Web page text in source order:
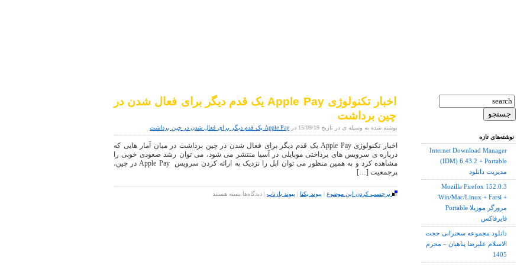
اخبار تکنولوژی Apple Pay یک قدم دیگر برای فعال شدن در
چین برداشت
نوشته شده به وسیله ی در تاریخ 15/09/19 در Apple Pay یک قدم دیگر برای فعال شدن در چین برداشت
اخبار تکنولوژی Apple Pay یک قدم دیگر برای فعال شدن در چین برداشت در میان آمار هایی که
درباره ی سرویس های پرداختی موبایلی در آسیا منتشر می شود، می توان رشد صعودی خوبی را
مشاهده کرد و به همین منظور می توان اپل را نزدیک به ارائه کردن سرویس Apple Pay در چین،
پرجمعیت […]
برچسب کردن این موضوع | پیوند یکتا | پیوند بازتاب | دیدگاه‌ها برای
بسته هستند
نوشته‌های تازه
Internet Download Manager
(IDM) 6.43.2 + Portable
مدیریت دانلود
Mozilla Firefox 152.0.3
Win/Mac/Linux + Farsi +
Portable مرورگر موزیلا
فایرفاکس
دانلود مجموعه سخنرانی حجت
الاسلام علیرضا پناهیان – محرم
1405